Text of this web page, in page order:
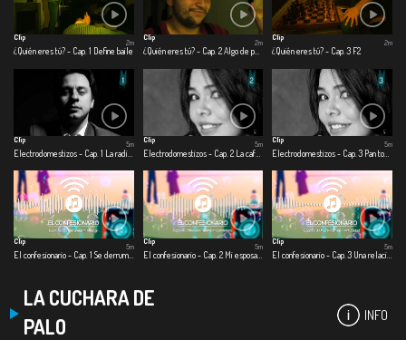
Clip
¿Quién eres tú? - Cap. 1 Define baile
2m
Clip
¿Quién eres tú? - Cap. 2 Algo de perspectiva
2m
Clip
¿Quién eres tú? - Cap. 3 F2
2m
Clip
5m
Clip
Electrodomestizos - Cap. 2 La cafetera del amor
5m
Clip
5m
Clip
5m
Clip
El confesionario - Cap. 2 Mi esposa muere en cuarentena
5m
Clip
5m
LA CUCHARA DE
PALO
INFO